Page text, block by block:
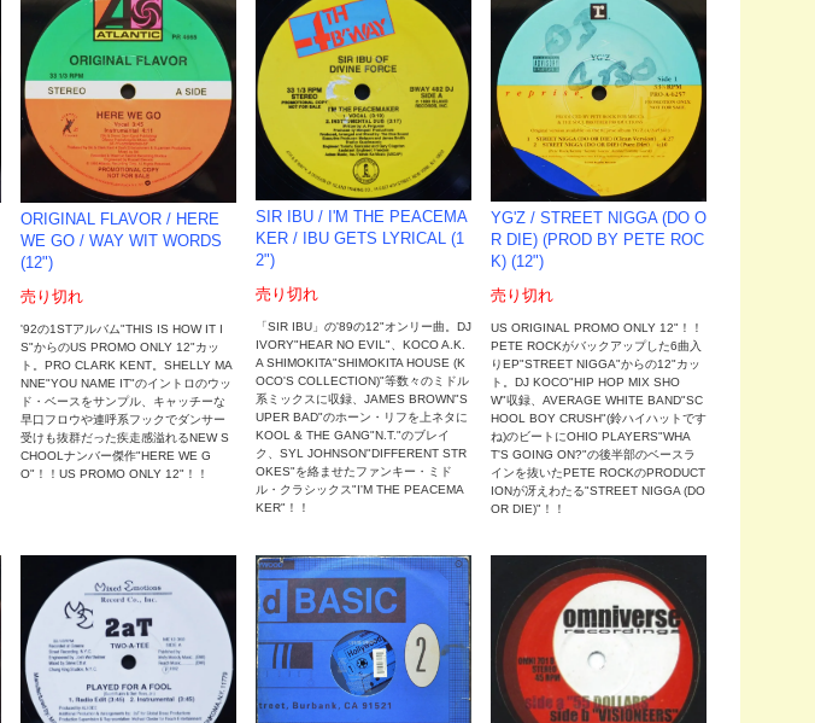
ORIGINAL FLAVOR / HERE
WE GO / WAY WIT WORDS
(12")
売り切れ
'92の1STアルバム"THIS IS HOW IT I
S"からのUS PROMO ONLY 12"カッ
ト。PRO CLARK KENT。SHELLY MA
NNE"YOU NAME IT"のイントロのウッ
ド・ベースをサンプル、キャッチーな
早口フロウや連呼系フックでダンサー
受けも抜群だった疾走感溢れるNEW S
CHOOLナンバー傑作"HERE WE G
O"！！US PROMO ONLY 12"！！
SIR IBU / I'M THE PEACEMA
KER / IBU GETS LYRICAL (1
2")
売り切れ
「SIR IBU」の'89の12"オンリー曲。DJ
IVORY"HEAR NO EVIL"、KOCO A.K.
A SHIMOKITA"SHIMOKITA HOUSE (K
OCO'S COLLECTION)"等数々のミドル
系ミックスに収録、JAMES BROWN"S
UPER BAD"のホーン・リフを上ネタに
KOOL & THE GANG"N.T."のブレイ
ク、SYL JOHNSON"DIFFERENT STR
OKES"を絡ませたファンキー・ミド
ル・クラシックス"I'M THE PEACEMA
KER"！！
YG'Z ‎/ STREET NIGGA (DO O
R DIE) (PROD BY PETE ROC
K) (12")
売り切れ
US ORIGINAL PROMO ONLY 12"！！
PETE ROCKがバックアップした6曲入
りEP"STREET NIGGA"からの12"カッ
ト。DJ KOCO"HIP HOP MIX SHO
W"収録、AVERAGE WHITE BAND"SC
HOOL BOY CRUSH"(鈴ハイハットです
ね)のビートにOHIO PLAYERS"WHA
T'S GOING ON?"の後半部のベースラ
インを抜いたPETE ROCKのPRODUCT
IONが冴えわたる"STREET NIGGA (DO
OR DIE)"！！